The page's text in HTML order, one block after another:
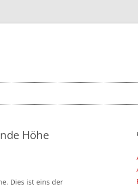
Höhe
Dies ist eins der